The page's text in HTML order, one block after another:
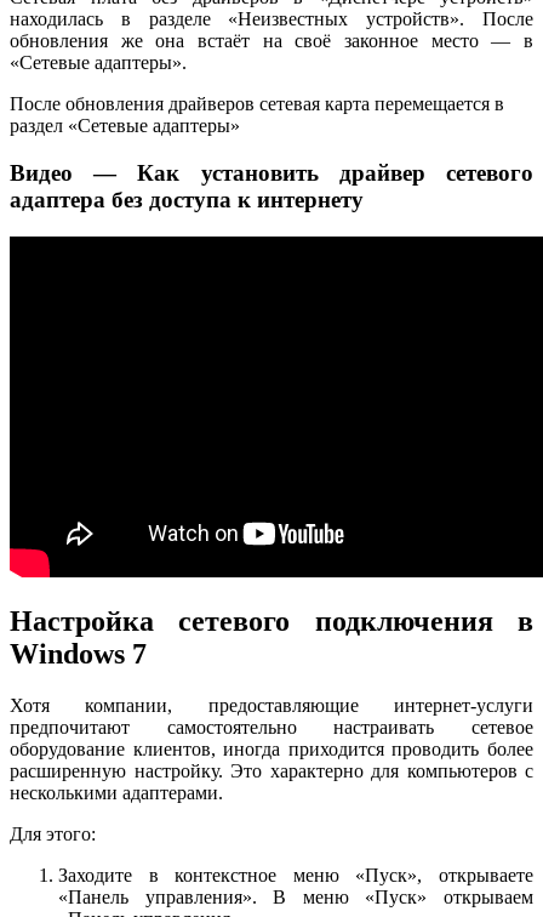
находилась в разделе «Неизвестных устройств». После
обновления же она встаёт на своё законное место — в
«Сетевые адаптеры».
После обновления драйверов сетевая карта перемещается в
раздел «Сетевые адаптеры»
Видео — Как установить драйвер сетевого
адаптера без доступа к интернету
Настройка сетевого подключения в
Windows 7
Хотя компании, предоставляющие интернет-услуги
предпочитают самостоятельно настраивать сетевое
оборудование клиентов, иногда приходится проводить более
расширенную настройку. Это характерно для компьютеров с
несколькими адаптерами.
Для этого:
Заходите в контекстное меню «Пуск», открываете
«Панель управления». В меню «Пуск» открываем